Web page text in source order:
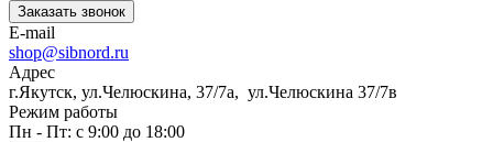
Заказать звонок
E-mail
shop@sibnord.ru
Адрес
​г.Якутск, ул.Челюскина, 37/7а, ул.Челюскина 37/7в
Режим работы
Пн - Пт: с 9:00 до 18:00